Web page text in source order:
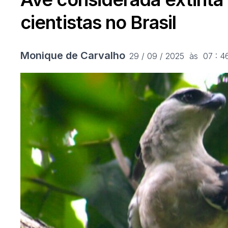
cientistas no Brasil
Monique de Carvalho 29 / 09 / 2025  às  07 :